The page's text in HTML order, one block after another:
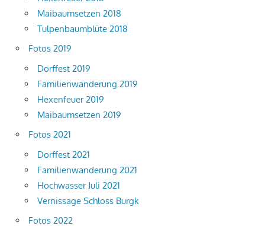
Maibaumsetzen 2018
Tulpenbaumblüte 2018
Fotos 2019
Dorffest 2019
Familienwanderung 2019
Hexenfeuer 2019
Maibaumsetzen 2019
Fotos 2021
Dorffest 2021
Familienwanderung 2021
Hochwasser Juli 2021
Vernissage Schloss Burgk
Fotos 2022